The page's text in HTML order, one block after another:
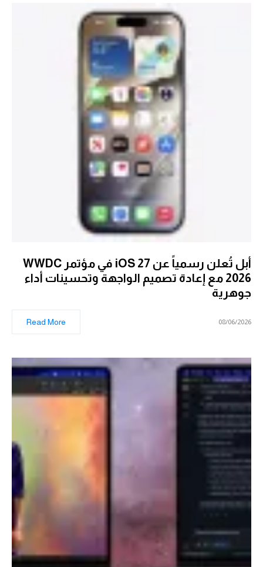
أبل تُعلن رسمياً عن iOS 27 في مؤتمر WWDC
2026 مع إعادة تصميم الواجهة وتحسينات أداء
جوهرية
08/06/2026
Read More